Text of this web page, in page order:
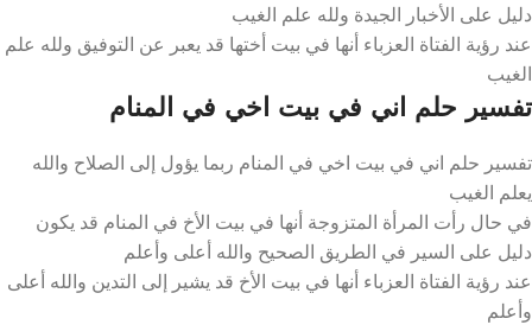
دليل على الأخبار الجيدة ولله علم الغيب
عند رؤية الفتاة العزباء أنها في بيت أختها قد يعبر عن التوفيق ولله علم
الغيب
تفسير حلم اني في بيت اخي في المنام
تفسير حلم اني في بيت اخي في المنام ربما يؤول إلى الصلاح والله
يعلم الغيب
في حال رأت المرأة المتزوجة أنها في بيت الأخ في المنام قد يكون
دليل على السير في الطريق الصحيح والله أعلى وأعلم
عند رؤية الفتاة العزباء أنها في بيت الأخ قد يشير إلى التدين والله أعلى
وأعلم